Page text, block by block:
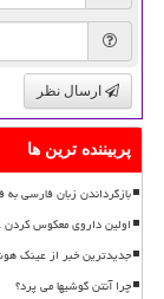
ارسال نظر
پربیننده ترین ها
بازگرداندن زبان فارسی
اولین داروی معکوس
جدیدترین خبر از عینک
چرا آنتن گوشیها می پرد؟